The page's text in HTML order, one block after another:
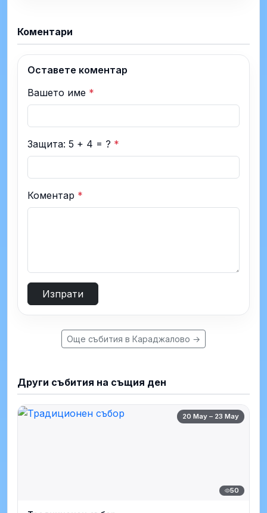
Коментари
Оставете коментар
Вашето име *
Защита: 5 + 4 = ? *
Коментар *
Изпрати
Още събития в Караджалово →
Други събития на същия ден
20 May – 23 May
50